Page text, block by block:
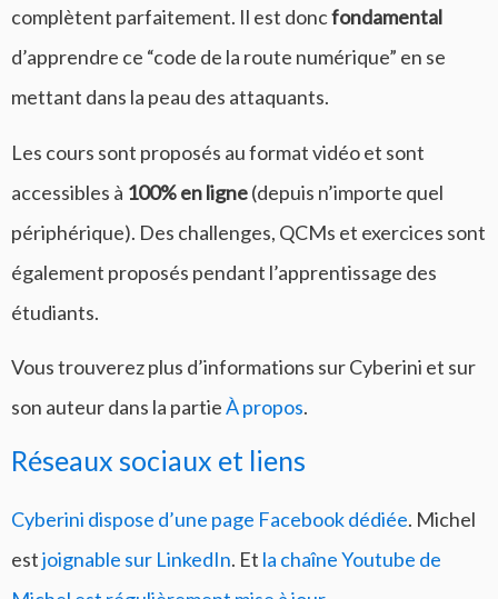
complètent parfaitement. Il est doncfondamental
d’apprendre ce “code de la route numérique” en se
mettant dans la peau des attaquants.
Les cours sont proposés au format vidéo et sont
accessibles à 100% en ligne(depuis n’importe quel
périphérique). Des challenges, QCMs et exercices sont
également proposés pendant l’apprentissage des
étudiants.
Vous trouverez plus d’informations sur Cyberini et sur
son auteur dans la partieÀ propos.
Réseaux sociaux et liens
Cyberini dispose d’une page Facebook dédiée. Michel
estjoignable sur LinkedIn. Et la chaîne Youtube de